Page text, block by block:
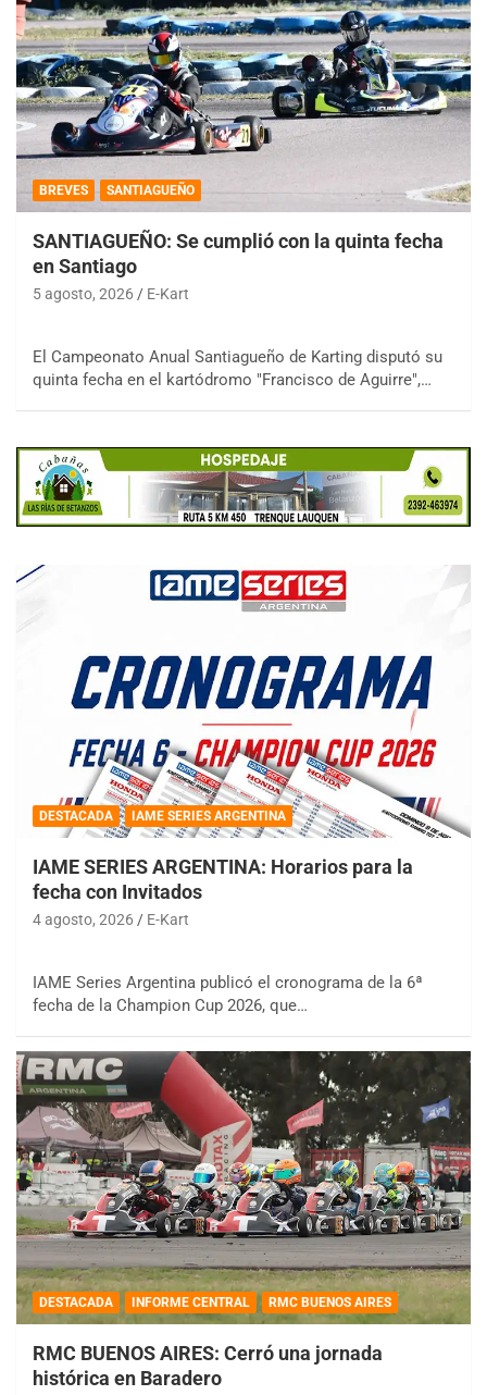
BREVES SANTIAGUEÑO
SANTIAGUEÑO: Se cumplió con la quinta fecha
en Santiago
5 agosto, 2026 E-Kart
El Campeonato Anual Santiagueño de Karting disputó su
quinta fecha en el kartódromo "Francisco de Aguirre",…
DESTACADA IAME SERIES ARGENTINA
IAME SERIES ARGENTINA: Horarios para la
fecha con Invitados
4 agosto, 2026 E-Kart
IAME Series Argentina publicó el cronograma de la 6ª
fecha de la Champion Cup 2026, que…
DESTACADA INFORME CENTRAL RMC BUENOS AIRES
RMC BUENOS AIRES: Cerró una jornada
histórica en Baradero